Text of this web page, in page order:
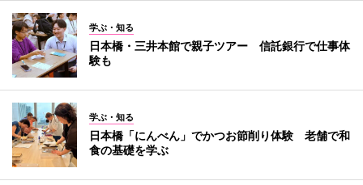
学ぶ・知る
日本橋・三井本館で親子ツアー 信託銀行で仕事体
験も
学ぶ・知る
日本橋「にんべん」でかつお節削り体験 老舗で和
食の基礎を学ぶ